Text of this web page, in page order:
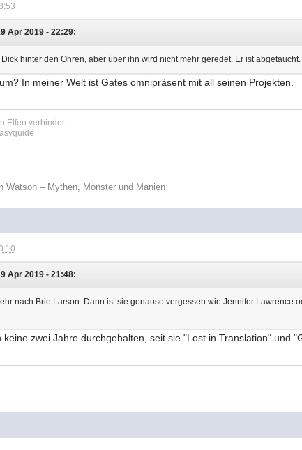
Apr 2019 - 22:29:
hinter den Ohren, aber über ihn wird nicht mehr geredet. Er ist
In meiner Welt ist Gates omnipräsent mit all seinen Projekten.
Elfen verhindert.
Watson – Mythen, Monster und Manien
Apr 2019 - 21:48:
nach Brie Larson. Dann ist sie genauso vergessen wie Jennifer Lawrence
keine zwei Jahre durchgehalten, seit sie "Lost in Translation" und